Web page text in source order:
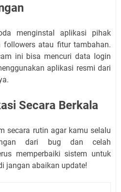
menginstal aplikasi pihak
followers atau fitur tambahan.
ini bisa mencuri data login
aplikasi resmi dari
Secara Berkala
secara rutin agar kamu selalu
dari bug dan celah
memperbaiki sistem untuk
jangan abaikan update!